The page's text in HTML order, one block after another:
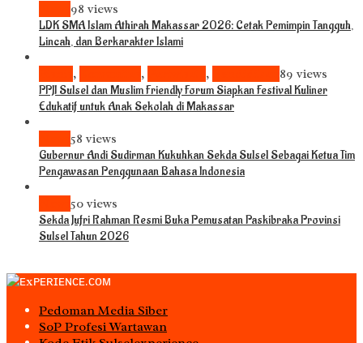
98 views
LDK SMA Islam Athirah Makassar 2026: Cetak Pemimpin Tangguh,
Lincah, dan Berkarakter Islami
, , , 89 views
PPJI Sulsel dan Muslim Friendly Forum Siapkan Festival Kuliner
Edukatif untuk Anak Sekolah di Makassar
58 views
Gubernur Andi Sudirman Kukuhkan Sekda Sulsel Sebagai Ketua Tim
Pengawasan Penggunaan Bahasa Indonesia
50 views
Sekda Jufri Rahman Resmi Buka Pemusatan Paskibraka Provinsi
Sulsel Tahun 2026
Pedoman Media Siber
S0P Profesi Wartawan